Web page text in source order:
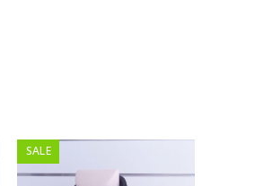
SALE